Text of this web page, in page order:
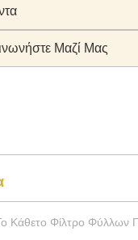
Μαζί Μας
Κάθετο Φίλτρο Φύλλων